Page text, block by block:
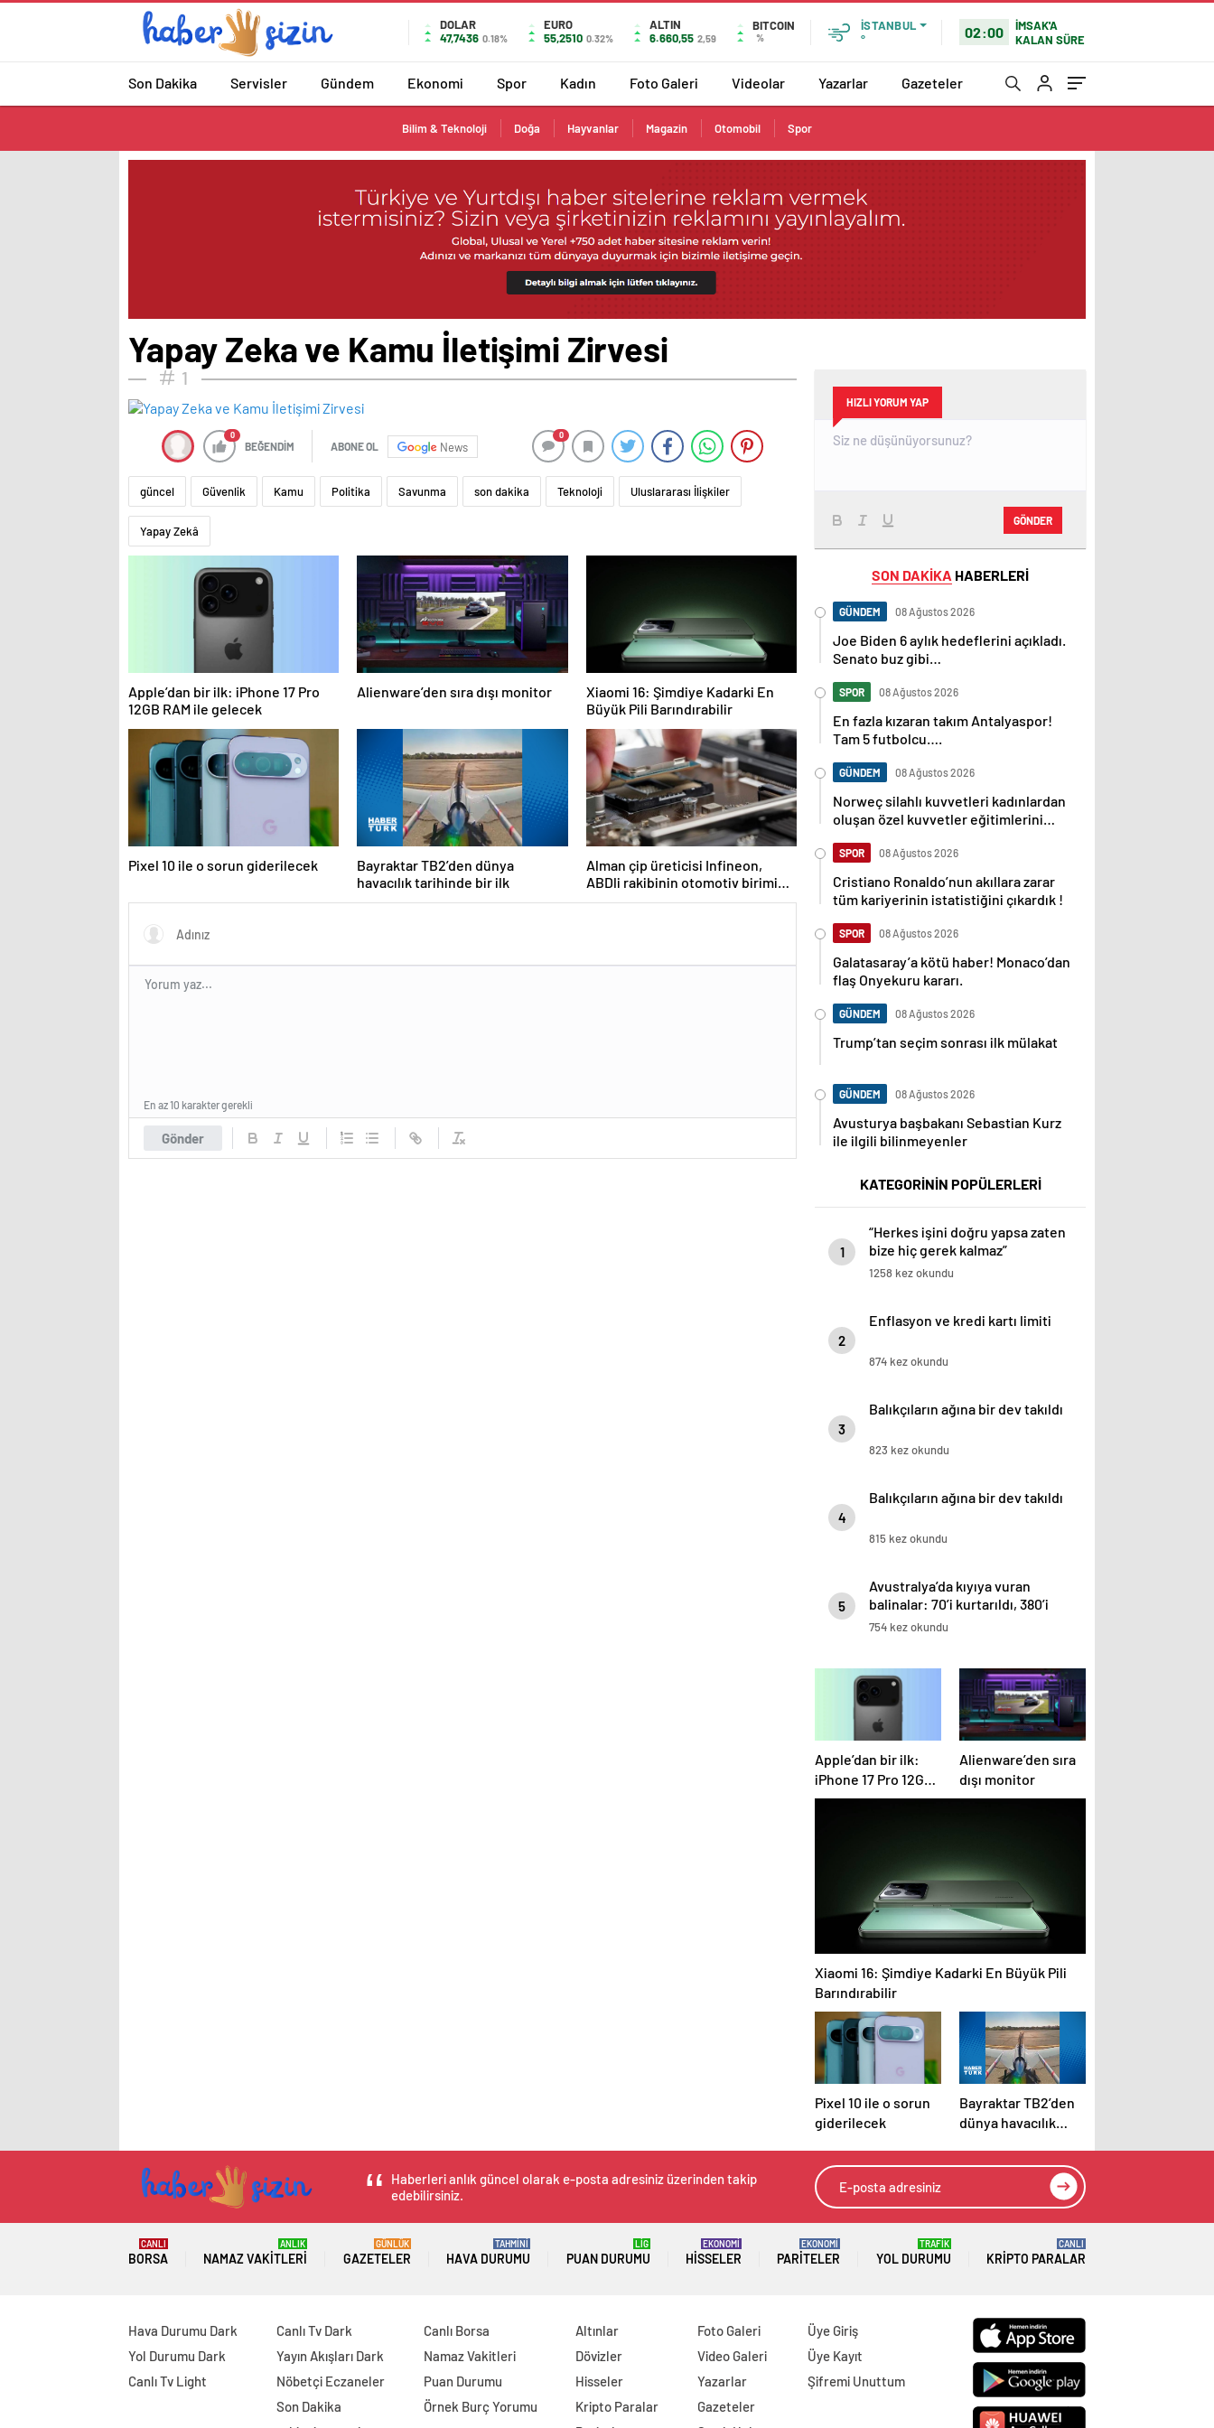
DOLAR
47,7436 0.18%
EURO
55,2510 0.32%
ALTIN
6.660,55 2,59
BITCOIN
%
İSTANBUL
°
02:00
İMSAK'A
KALAN SÜRE
Son Dakika Servisler Gündem Ekonomi Spor Kadın Foto Galeri Videolar Yazarlar Gazeteler
Bilim & Teknoloji Doğa Hayvanlar Magazin Otomobil Spor
Yapay Zeka ve Kamu İletişimi Zirvesi
1
0
BEĞENDİM ABONE OL News
0
güncel Güvenlik Kamu Politika Savunma son dakika Teknoloji Uluslararası İlişkiler
Yapay Zekâ
Apple’dan bir ilk: iPhone 17 Pro
12GB RAM ile gelecek
Alienware’den sıra dışı monitor
Xiaomi 16: Şimdiye Kadarki En
Büyük Pili Barındırabilir
Pixel 10 ile o sorun giderilecek
Bayraktar TB2’den dünya
havacılık tarihinde bir ilk
Alman çip üreticisi Infineon,
ABDli rakibinin otomotiv birimini
2,5 milyar dolara satın aldı
Gönder
En az 10 karakter gerekli
HIZLI YORUM YAP
GÖNDER
SON DAKİKA HABERLERİ
GÜNDEM 08 Ağustos 2026
Joe Biden 6 aylık hedeflerini açıkladı.
Senato buz gibi…
SPOR 08 Ağustos 2026
En fazla kızaran takım Antalyaspor!
Tam 5 futbolcu….
GÜNDEM 08 Ağustos 2026
Norweç silahlı kuvvetleri kadınlardan
oluşan özel kuvvetler eğitimlerini
SPOR 08 Ağustos 2026
Cristiano Ronaldo’nun akıllara zarar
tüm kariyerinin istatistiğini çıkardık !
SPOR 08 Ağustos 2026
Galatasaray’a kötü haber! Monaco’dan
flaş Onyekuru kararı.
GÜNDEM 08 Ağustos 2026
Trump’tan seçim sonrası ilk mülakat
GÜNDEM 08 Ağustos 2026
Avusturya başbakanı Sebastian Kurz
ile ilgili bilinmeyenler
KATEGORİNİN POPÜLERLERİ
1
“Herkes işini doğru yapsa zaten
bize hiç gerek kalmaz”
1258 kez okundu
2
Enflasyon ve kredi kartı limiti
874 kez okundu
3
Balıkçıların ağına bir dev takıldı
823 kez okundu
4
Balıkçıların ağına bir dev takıldı
815 kez okundu
5
Avustralya’da kıyıya vuran
balinalar: 70’i kurtarıldı, 380’i
öldü
754 kez okundu
Apple’dan bir ilk:
iPhone 17 Pro 12GB
RAM ile gelecek
Alienware’den sıra
dışı monitor
Xiaomi 16: Şimdiye Kadarki En Büyük Pili
Barındırabilir
Pixel 10 ile o sorun
giderilecek
Bayraktar TB2’den
dünya havacılık
Haberleri anlık güncel olarak e-posta adresiniz üzerinden takip
edebilirsiniz.
BORSA
CANLI
NAMAZ VAKITLERI
ANLIK
GAZETELER
GÜNLÜK
HAVA DURUMU
TAHMİNİ
PUAN DURUMU
LİG
HISSELER
EKONOMİ
PARITELER
EKONOMİ
YOL DURUMU
TRAFİK
KRIPTO PARALAR
CANLI
Hava Durumu Dark
Yol Durumu Dark
Canlı Tv Light
Canlı Tv Dark
Yayın Akışları Dark
Nöbetçi Eczaneler
Son Dakika
Canlı Borsa
Namaz Vakitleri
Puan Durumu
Örnek Burç Yorumu
Altınlar
Dövizler
Hisseler
Kripto Paralar
Foto Galeri
Video Galeri
Yazarlar
Gazeteler
Üye Giriş
Üye Kayıt
Şifremi Unuttum